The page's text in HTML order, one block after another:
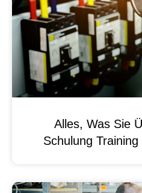
Alles, Was Sie
Schulung